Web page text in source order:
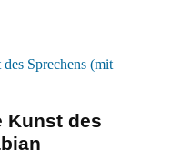
Kunst des